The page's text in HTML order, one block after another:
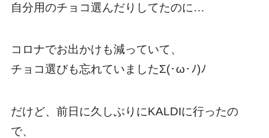
自分用のチョコ選んだりしてたのに…
コロナでお出かけも減っていて、
チョコ選びも忘れていましたΣ(･ω･ﾉ)ﾉ
だけど、前日に久しぶりにKALDIに行ったの
で、